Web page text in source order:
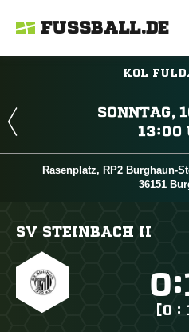
FUSSBALL.DE
KOL


Rasenplatz, RP2 Burghaun-
36151
SV STEINBACH II
:
[0 :